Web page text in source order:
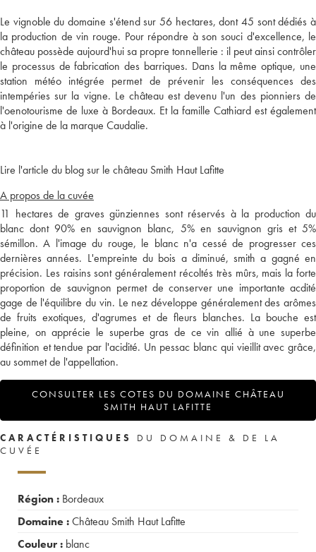
Le vignoble du domaine s'étend sur 56 hectares, dont 45 sont dédiés à
la production de vin rouge. Pour répondre à son souci d'excellence, le
château possède aujourd'hui sa propre tonnellerie : il peut ainsi contrôler
le processus de fabrication des barriques. Dans la même optique, une
station météo intégrée permet de prévenir les conséquences des
intempéries sur la vigne. Le château est devenu l'un des pionniers de
l'oenotourisme de luxe à Bordeaux. Et la famille Cathiard est également
à l'origine de la marque Caudalie.
Lire l'article du blog sur le château Smith Haut Lafitte
A propos de la cuvée
11 hectares de graves günziennes sont réservés à la production du
blanc dont 90% en sauvignon blanc, 5% en sauvignon gris et 5%
sémillon. A l'image du rouge, le blanc n'a cessé de progresser ces
dernières années. L'empreinte du bois a diminué, smith a gagné en
précision. Les raisins sont généralement récoltés très mûrs, mais la forte
proportion de sauvignon permet de conserver une importante acdité
gage de l'équilibre du vin. Le nez développe généralement des arômes
de fruits exotiques, d'agrumes et de fleurs blanches. La bouche est
pleine, on apprécie le superbe gras de ce vin allié à une superbe
définition et tendue par l'acidité. Un pessac blanc qui vieillit avec grâce,
au sommet de l'appellation.
CONSULTER LES COTES DU DOMAINE CHÂTEAU
SMITH HAUT LAFITTE
CARACTÉRISTIQUES
DU DOMAINE & DE LA
CUVÉE
Région : Bordeaux
Domaine :Château Smith Haut Lafitte
Couleur : blanc